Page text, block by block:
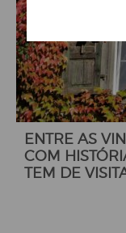
ENTRE AS
COM
TEM DE